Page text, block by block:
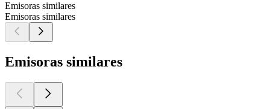
Emisoras similares
Emisoras similares
Emisoras similares